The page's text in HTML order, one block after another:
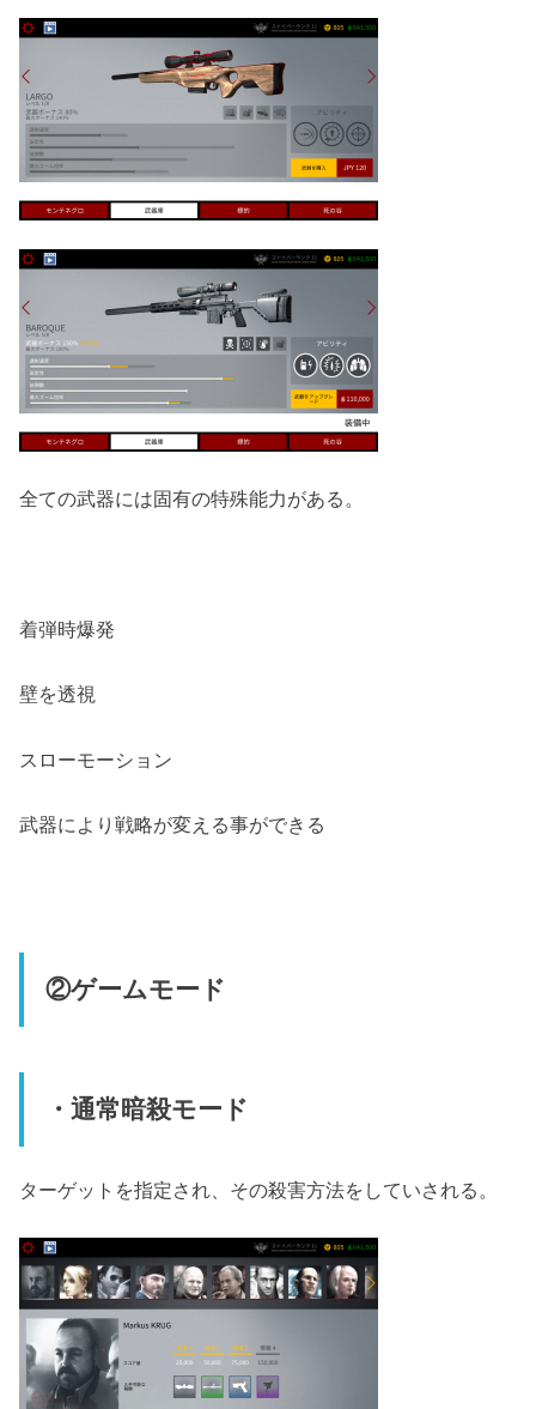
全ての武器には固有の特殊能力がある。
着弾時爆発
壁を透視
スローモーション
武器により戦略が変える事ができる
②ゲームモード
・通常暗殺モード
ターゲットを指定され、その殺害方法をしていされる。